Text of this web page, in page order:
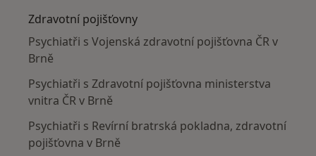
Zdravotní pojišťovny
Psychiatři s Vojenská zdravotní pojišťovna ČR v
Brně
Psychiatři s Zdravotní pojišťovna ministerstva
vnitra ČR v Brně
Psychiatři s Revírní bratrská pokladna, zdravotní
pojišťovna v Brně